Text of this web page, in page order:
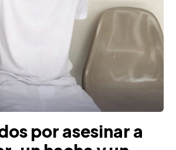
por asesinar a